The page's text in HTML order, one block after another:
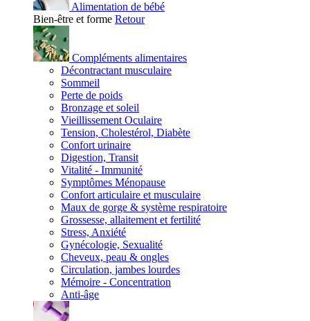
Alimentation de bébé
Bien-être et forme Retour
Compléments alimentaires
Décontractant musculaire
Sommeil
Perte de poids
Bronzage et soleil
Vieillissement Oculaire
Tension, Cholestérol, Diabète
Confort urinaire
Digestion, Transit
Vitalité - Immunité
Symptômes Ménopause
Confort articulaire et musculaire
Maux de gorge & système respiratoire
Grossesse, allaitement et fertilité
Stress, Anxiété
Gynécologie, Sexualité
Cheveux, peau & ongles
Circulation, jambes lourdes
Mémoire - Concentration
Anti-âge